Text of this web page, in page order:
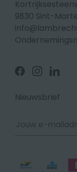
9830 Sint-
Volg
ons
Facebook
Volg
ons
Instagram
Volg
ons
Nieuwsbrief